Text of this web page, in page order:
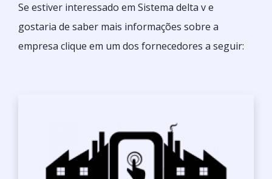
Se estiver interessado em Sistema delta v e
gostaria de saber mais informações sobre a
empresa clique em um dos fornecedores a seguir: